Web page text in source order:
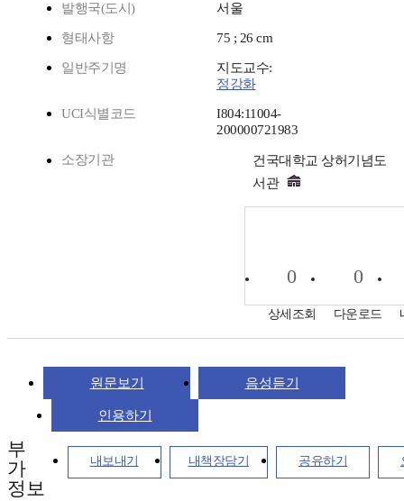
발행국(도시) 서울
형태사항 75 ; 26 cm
일반주기명
지도교수:
정강화
UCI식별코드
I804:11004-
200000721983
소장기관
건국대학교 상허기념도
서관
0
상세조회
0
다운로드
원문보기 음성듣기
인용하기
내보내기 내책장담기 공유하기
부
가
정보